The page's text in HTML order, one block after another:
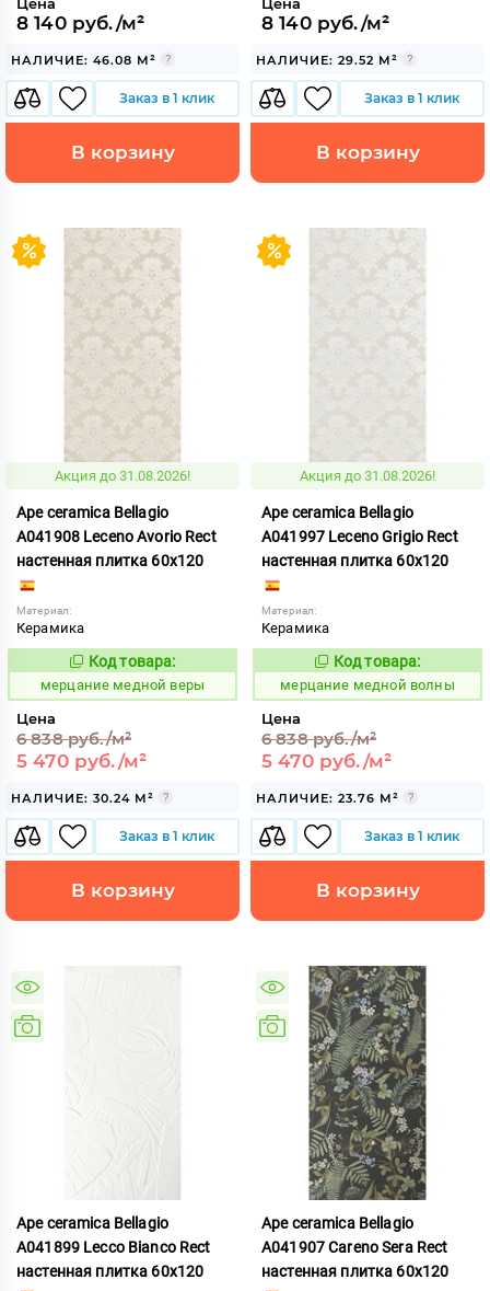
8 140 руб./м²
НАЛИЧИЕ: 46.08 М²
Заказ в 1 клик
В корзину
8 140 руб./м²
НАЛИЧИЕ: 29.52 М²
Заказ в 1 клик
В корзину
Акция до 31.08.2026!
Ape ceramica Bellagio
A041908 Leceno Avorio Rect
настенная плитка 60x120
Материал:
Керамика
975508
Код товара:
мерцание медной веры
Цена
6 838 руб./м²
5 470 руб./м²
НАЛИЧИЕ: 30.24 М²
Заказ в 1 клик
В корзину
Акция до 31.08.2026!
Ape ceramica Bellagio
A041997 Leceno Grigio Rect
настенная плитка 60x120
Материал:
Керамика
975512
Код товара:
мерцание медной волны
Цена
6 838 руб./м²
5 470 руб./м²
НАЛИЧИЕ: 23.76 М²
Заказ в 1 клик
В корзину
Ape ceramica Bellagio
A041899 Lecco Bianco Rect
настенная плитка 60x120
Ape ceramica Bellagio
A041907 Careno Sera Rect
настенная плитка 60x120